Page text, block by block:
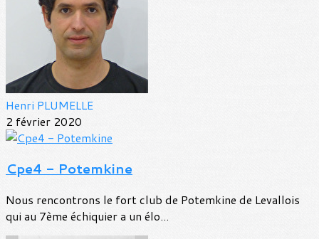
Henri PLUMELLE
2 février 2020
Cpe4 - Potemkine
Nous rencontrons le fort club de Potemkine de Levallois
qui au 7ème échiquier a un élo...